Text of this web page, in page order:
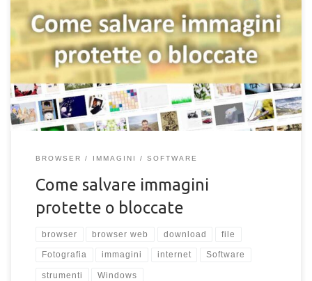
Stai navigando su internet e vuoi salvare delle immagini o foto
bloccate di un sito web o protette? Ti è capitato di vedere una
bella immagine/wallpaper sul web e di volerla riutilizzare
magari come sfondo personale del tuo computer o dispositivo?
Ci sono diversi metodi per salvare delle immagini bloccate
direttamente da un sito e in questo articolo vedremo come […]
BROWSER IMMAGINI SOFTWARE
Come salvare immagini
protette o bloccate
browser browser web download file
Fotografia immagini internet Software
strumenti Windows